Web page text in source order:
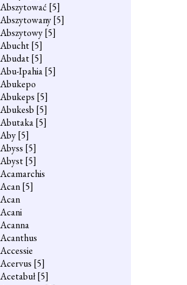
Abszytować [5]
Abszytowany[5]
Abszytowy[5]
Abucht[5]
Abudat[5]
Abu-Ipahia[5]
Abukepo
Abukeps [5]
Abukesb [5]
Abutaka[5]
Aby[5]
Abyss [5]
Abyst[5]
Acamarchis
Acan[5]
Acan
Acani
Acanna
Acanthus
Accessie
Acervus [5]
Acetabuł[5]